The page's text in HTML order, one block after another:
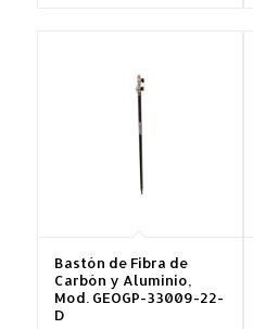
Bastón de Fibra de
Carbón y Aluminio,
Mod. GEOGP-33009-22-
D